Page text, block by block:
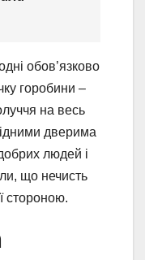
обов’язково
горобини –
на весь
дверима
людей і
що нечисть
стороною.